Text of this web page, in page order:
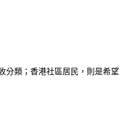
分類；香港社區居民，則是希望